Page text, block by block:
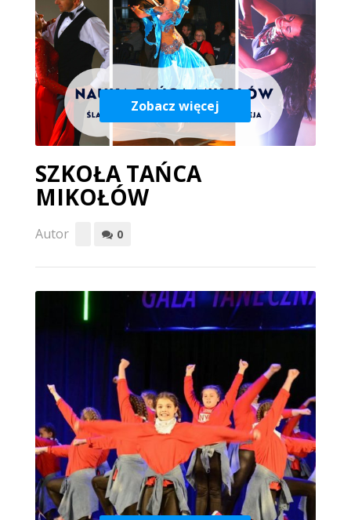
Zobacz więcej
SZKOŁA TAŃCA
MIKOŁÓW
Autor 0